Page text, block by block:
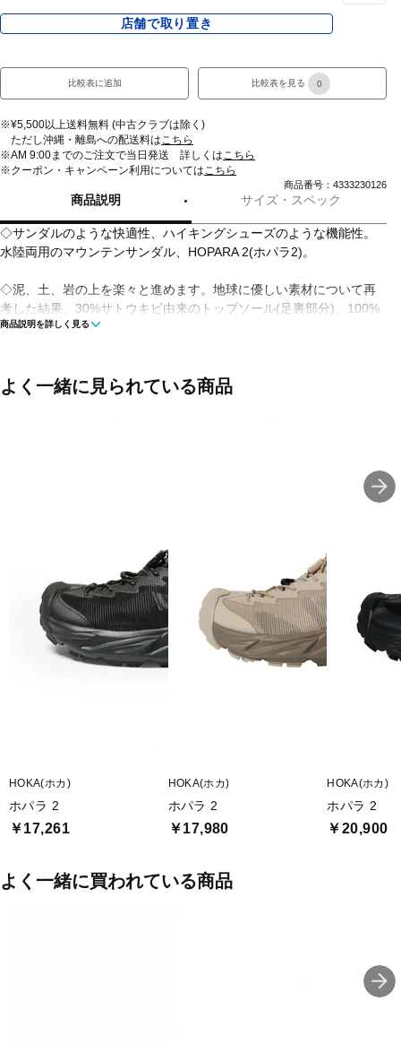
店舗で取り置き
比較表に追加 比較表を見る 0
※¥5,500以上送料無料 (中古クラブは除く)
ただし沖縄・離島への配送料はこちら
※AM 9:00までのご注文で当日発送 詳しくはこちら
※クーポン・キャンペーン利用についてはこちら
商品番号：4333230126
商品説明 サイズ・スペック
◇サンダルのような快適性、ハイキングシューズのような機能性。
水陸両用のマウンテンサンダル、HOPARA 2(ホパラ2)。
◇泥、土、岩の上を楽々と進めます。地球に優しい素材について再
考した結果、30%サトウキビ由来のトップソール(足裏部分)、100%
リサイクルのニットアッパー、100%リサイクルのCorduraメッシュ
可能なヒールストラップを採用、そして速乾性・撥水性を備えてい
■甲材(アッパー):ポリエステル、熱可塑性ポリウレタン、合成ゴム
■ワイズ:B
■片足重量:295g
■メーカー型番：1147670
商品説明を詳しく見る
よく一緒に見られている商品
HOKA(ホカ)
ホパラ 2
￥17,261
HOKA(ホカ)
ホパラ 2
￥17,980
HOKA(ホカ)
ホパラ 2
￥20,900
よく一緒に買われている商品